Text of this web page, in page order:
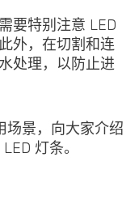
要特别注意 LED
外，在切割和连
处理，以防止进
场景，向大家介绍
灯条。